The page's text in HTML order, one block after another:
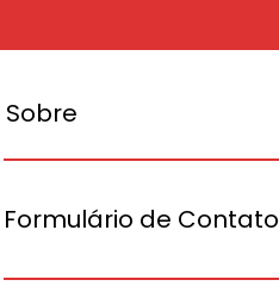
Sobre
Formulário de Contato
Revenda de